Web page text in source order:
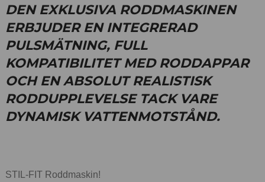
DEN EXKLUSIVA RODDMASKINEN
ERBJUDER EN INTEGRERAD
PULSMÄTNING, FULL
KOMPATIBILITET MED RODDAPPAR
OCH EN ABSOLUT REALISTISK
RODDUPPLEVELSE TACK VARE
DYNAMISK VATTENMOTSTÅND.
STIL-FIT Roddmaskin!